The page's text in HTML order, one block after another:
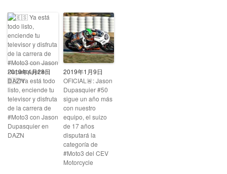
2019年4月28日
🇪🇸 Ya está todo
listo, enciende tu
televisor y disfruta
de la carrera de
#Moto3 con Jason
Dupasquier en
DAZN ⠀⠀
2019年1月9日
OFICIAL🚨: Jason
Dupasquier #50
sigue un año más
con nuestro
equipo, el suizo
de 17 años
disputará la
categoría de
#Moto3 del CEV
Motorcycle